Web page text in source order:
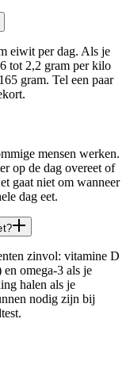
eiwit per dag. Als je
tot 2,2 gram per kilo
gram. Tel een paar
mensen werken.
op de dag overeet of
gaat niet om wanneer
dag eet.
zinvol: vitamine D
omega-3 als je
halen als je
nodig zijn bij